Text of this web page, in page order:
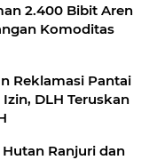
2.400 Bibit Aren
Komoditas
Reklamasi Pantai
DLH Teruskan
Ranjuri dan